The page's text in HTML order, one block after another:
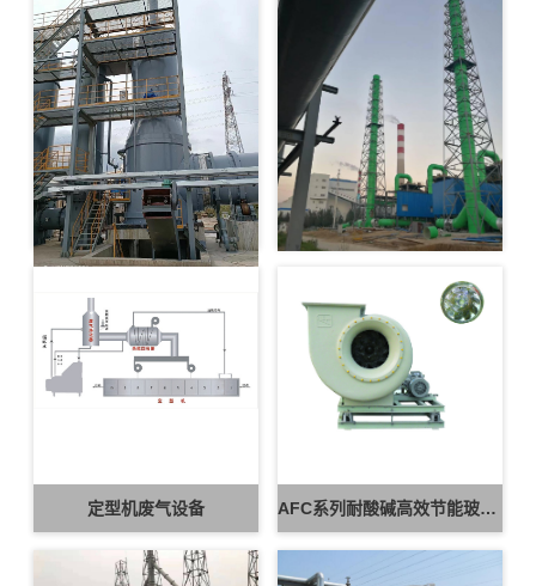
回转窑 多晶硅中水回用装置
定型机废气设备 AFC系列耐酸碱高效节能玻璃钢风机